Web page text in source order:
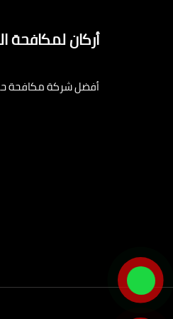
أركان لمكافحة
أفضل شركة مكافحة